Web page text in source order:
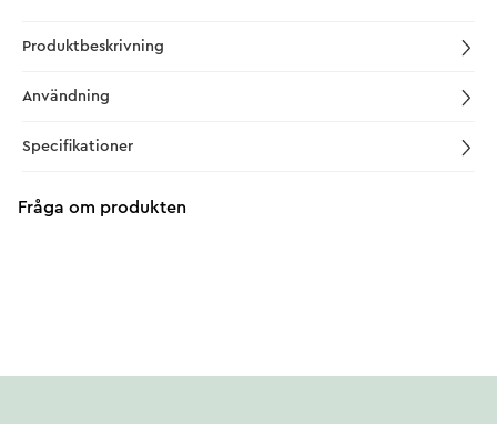
Produktbeskrivning
Användning
Specifikationer
Fråga om produkten